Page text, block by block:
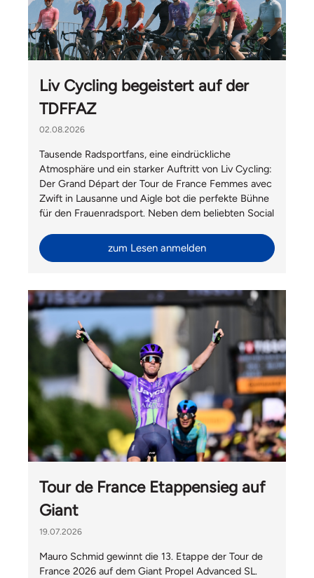
Liv Cycling begeistert auf der
TDFFAZ
02.08.2026
Tausende Radsportfans, eine eindrückliche
Atmosphäre und ein starker Auftritt von Liv Cycling:
Der Grand Départ der Tour de France Femmes avec
Zwift in Lausanne und Aigle bot die perfekte Bühne
für den Frauenradsport. Neben dem beliebten Social
Switzerland auch Gäste von Giant International aus
Taiwan begrüssen.
zum Lesen anmelden
Tour de France Etappensieg auf
Giant
19.07.2026
Mauro Schmid gewinnt die 13. Etappe der Tour de
France 2026 auf dem Giant Propel Advanced SL.